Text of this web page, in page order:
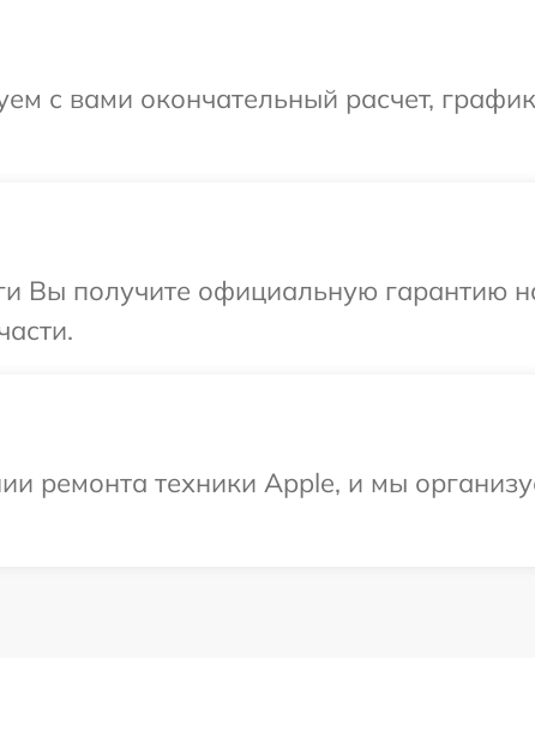
с вами окончательный расчет,
Вы получите официальную гарантию
ремонта техники Apple, и мы